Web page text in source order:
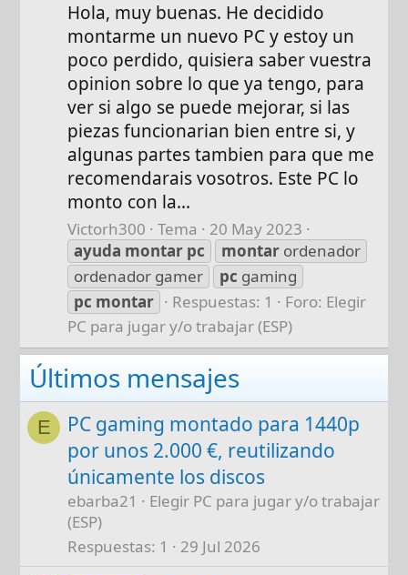
Hola, muy buenas. He decidido
montarme un nuevo PC y estoy un
poco perdido, quisiera saber vuestra
opinion sobre lo que ya tengo, para
ver si algo se puede mejorar, si las
piezas funcionarian bien entre si, y
algunas partes tambien para que me
recomendarais vosotros. Este PC lo
monto con la...
Victorh300 Tema
20 May 2023
ayuda montar pc montar ordenador
ordenador gamer
pc gaming
pc montar Respuestas: 1 Foro: Elegir
PC para jugar y/o trabajar (ESP)
Últimos mensajes
E
PC gaming montado para 1440p
por unos 2.000 €, reutilizando
únicamente los discos
ebarba21
Elegir PC para jugar y/o trabajar
(ESP)
Respuestas 1 29 Jul 2026